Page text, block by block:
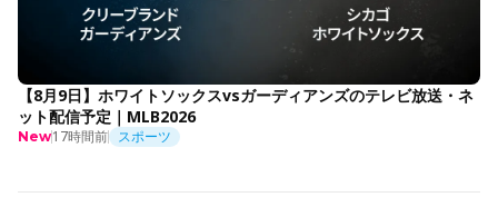
【8月9日】ホワイトソックスvsガーディアンズのテレビ放送・ネ
ット配信予定｜MLB2026
New17時間前 スポーツ